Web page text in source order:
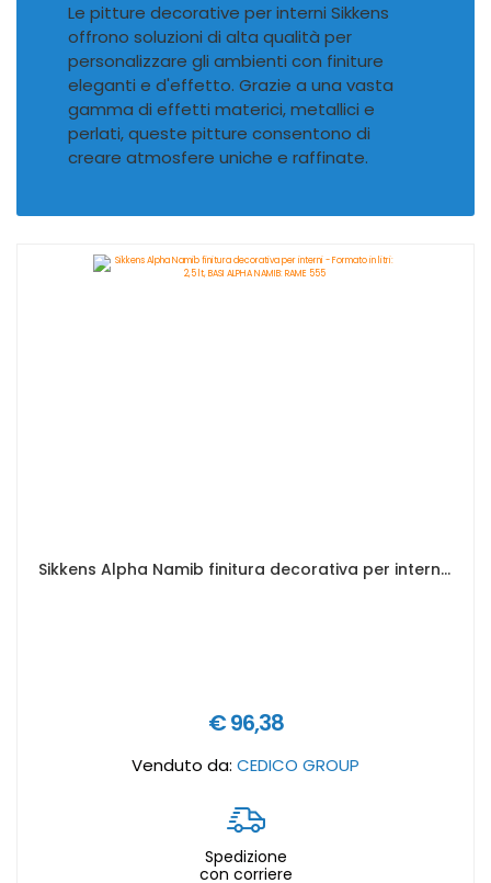
Le pitture decorative per interni Sikkens
offrono soluzioni di alta qualità per
personalizzare gli ambienti con finiture
eleganti e d'effetto. Grazie a una vasta
gamma di effetti materici, metallici e
perlati, queste pitture consentono di
creare atmosfere uniche e raffinate.
Sikkens Alpha Namib finitura decorativa per interni - Formato in litri: 2,5 lt, BASI ALPHA NAMIB: RAME 555
€ 96,38
Venduto da: CEDICO GROUP
Spedizione
con corriere